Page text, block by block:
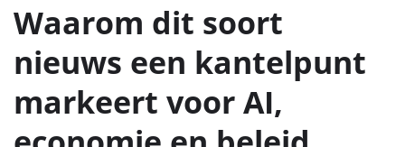
Waarom dit soort
nieuws een kantelpunt
markeert voor AI,